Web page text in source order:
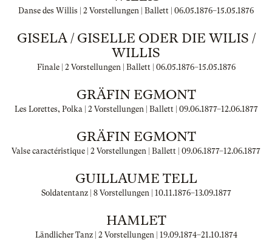
Danse des Willis | 2 Vorstellungen | Ballett | 06.05.1876–15.05.1876
GISELA / GISELLE ODER DIE WILIS /
WILLIS
Finale | 2 Vorstellungen | Ballett | 06.05.1876–15.05.1876
GRÄFIN EGMONT
Les Lorettes, Polka | 2 Vorstellungen | Ballett | 09.06.1877–12.06.1877
GRÄFIN EGMONT
Valse caractéristique | 2 Vorstellungen | Ballett | 09.06.1877–12.06.1877
GUILLAUME TELL
Soldatentanz | 8 Vorstellungen | 10.11.1876–13.09.1877
HAMLET
Ländlicher Tanz | 2 Vorstellungen | 19.09.1874–21.10.1874